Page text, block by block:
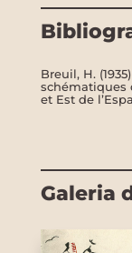
Breuil, H.
schématiques
et Est de
Galeria